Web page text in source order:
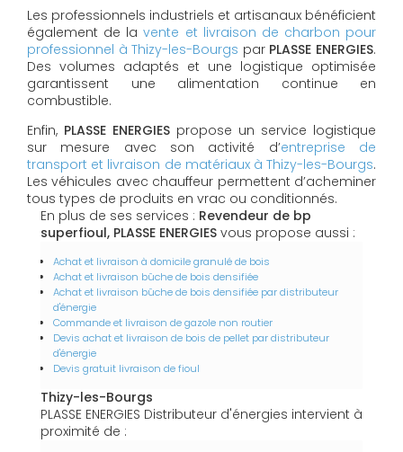
Les professionnels industriels et artisanaux bénéficient
également de lavente et livraison de charbon pour
professionnel à Thizy-les-Bourgs par PLASSE ENERGIES.
Des volumes adaptés et une logistique optimisée
garantissent une alimentation continue en
combustible.
Enfin, PLASSE ENERGIES propose un service logistique
sur mesure avec son activité d’entreprise de
transport et livraison de matériaux à Thizy-les-Bourgs.
Les véhicules avec chauffeur permettent d’acheminer
tous types de produits en vrac ou conditionnés.
En plus de ses services : Revendeur de bp
superfioul, PLASSE ENERGIES vous propose aussi :
Achat et livraison à domicile granulé de bois
Achat et livraison bûche de bois densifiée
Achat et livraison bûche de bois densifiée par distributeur
d'énergie
Commande et livraison de gazole non routier
Devis achat et livraison de bois de pellet par distributeur
d'énergie
Devis gratuit livraison de fioul
Thizy-les-Bourgs
PLASSE ENERGIES Distributeur d'énergies intervient à
proximité de :